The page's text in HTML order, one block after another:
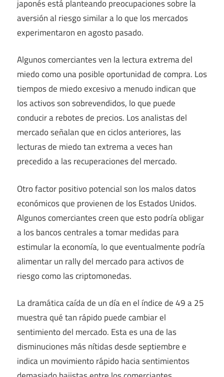
japonés está planteando preocupaciones sobre la
aversión al riesgo similar a lo que los mercados
experimentaron en agosto pasado.
Algunos comerciantes ven la lectura extrema del
miedo como una posible oportunidad de compra. Los
tiempos de miedo excesivo a menudo indican que
los activos son sobrevendidos, lo que puede
conducir a rebotes de precios. Los analistas del
mercado señalan que en ciclos anteriores, las
lecturas de miedo tan extrema a veces han
precedido a las recuperaciones del mercado.
Otro factor positivo potencial son los malos datos
económicos que provienen de los Estados Unidos.
Algunos comerciantes creen que esto podría obligar
a los bancos centrales a tomar medidas para
estimular la economía, lo que eventualmente podría
alimentar un rally del mercado para activos de
riesgo como las criptomonedas.
La dramática caída de un día en el índice de 49 a 25
muestra qué tan rápido puede cambiar el
sentimiento del mercado. Esta es una de las
disminuciones más nítidas desde septiembre e
indica un movimiento rápido hacia sentimientos